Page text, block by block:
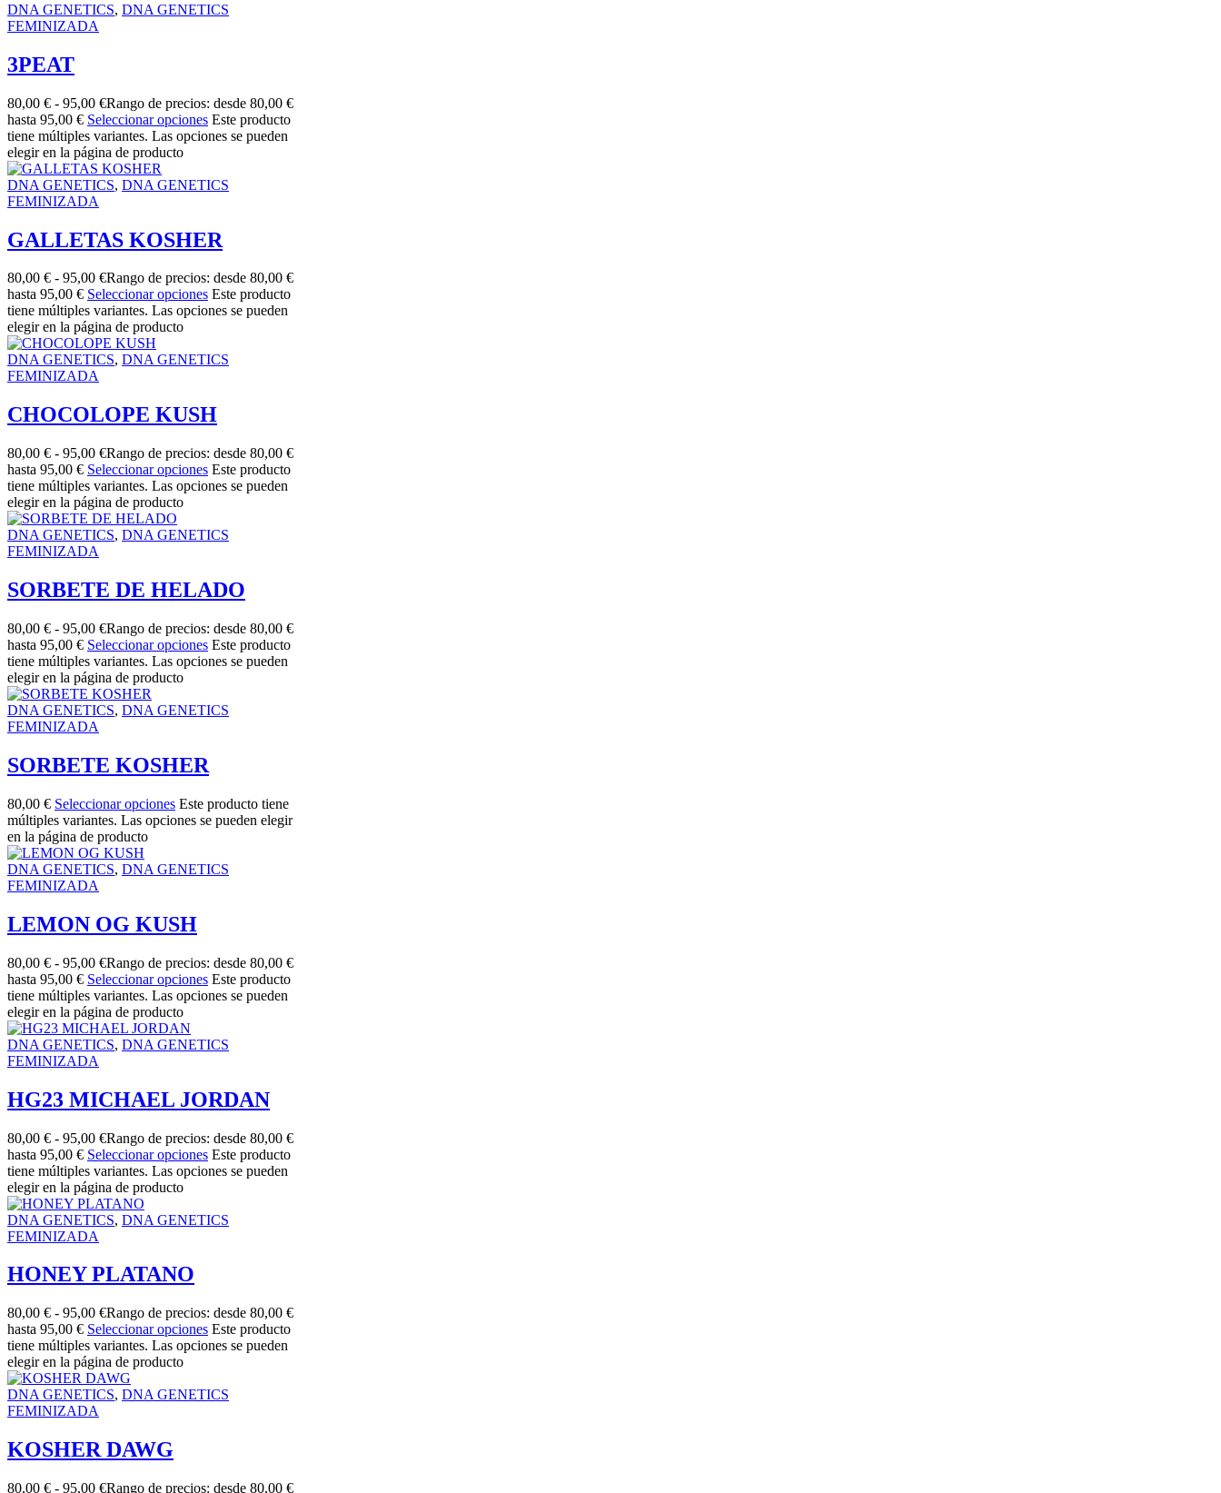
DNA GENETICS, DNA GENETICS
FEMINIZADA
3PEAT
80,00 € - 95,00 €Rango de precios: desde 80,00 €
hasta 95,00 € Seleccionar opciones Este producto
tiene múltiples variantes. Las opciones se pueden
elegir en la página de producto
DNA GENETICS, DNA GENETICS
FEMINIZADA
GALLETAS KOSHER
80,00 € - 95,00 €Rango de precios: desde 80,00 €
hasta 95,00 € Seleccionar opciones Este producto
tiene múltiples variantes. Las opciones se pueden
elegir en la página de producto
DNA GENETICS, DNA GENETICS
FEMINIZADA
CHOCOLOPE KUSH
80,00 € - 95,00 €Rango de precios: desde 80,00 €
hasta 95,00 € Seleccionar opciones Este producto
tiene múltiples variantes. Las opciones se pueden
elegir en la página de producto
DNA GENETICS, DNA GENETICS
FEMINIZADA
SORBETE DE HELADO
80,00 € - 95,00 €Rango de precios: desde 80,00 €
hasta 95,00 € Seleccionar opciones Este producto
tiene múltiples variantes. Las opciones se pueden
elegir en la página de producto
DNA GENETICS, DNA GENETICS
FEMINIZADA
SORBETE KOSHER
80,00 € Seleccionar opciones Este producto tiene
múltiples variantes. Las opciones se pueden elegir
en la página de producto
DNA GENETICS, DNA GENETICS
FEMINIZADA
LEMON OG KUSH
80,00 € - 95,00 €Rango de precios: desde 80,00 €
hasta 95,00 € Seleccionar opciones Este producto
tiene múltiples variantes. Las opciones se pueden
elegir en la página de producto
DNA GENETICS, DNA GENETICS
FEMINIZADA
HG23 MICHAEL JORDAN
80,00 € - 95,00 €Rango de precios: desde 80,00 €
hasta 95,00 € Seleccionar opciones Este producto
tiene múltiples variantes. Las opciones se pueden
elegir en la página de producto
DNA GENETICS, DNA GENETICS
FEMINIZADA
HONEY PLATANO
80,00 € - 95,00 €Rango de precios: desde 80,00 €
hasta 95,00 € Seleccionar opciones Este producto
tiene múltiples variantes. Las opciones se pueden
elegir en la página de producto
DNA GENETICS, DNA GENETICS
FEMINIZADA
KOSHER DAWG
80,00 € - 95,00 €Rango de precios: desde 80,00 €